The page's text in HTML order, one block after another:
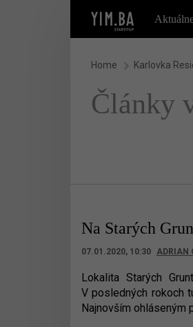
Home Karlovka
Články
Na Starých
07.01.2020, 10:30 ADRIAN
Lokalita Starých
V posledných rokoch
Najnovším ohláseným